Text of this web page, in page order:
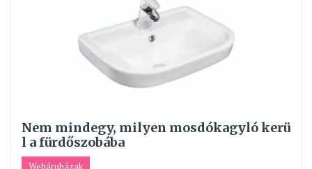
Nem mindegy, milyen mosdókagyló kerü
l a fürdőszobába
Webáruházak